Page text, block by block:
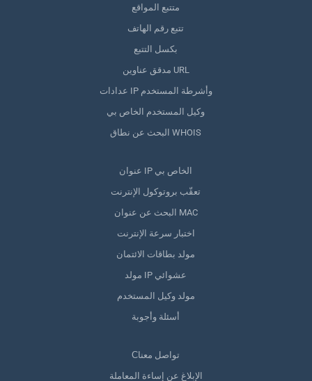
متتبع المواقع
تتبع رقم الهاتف
بكسل التتبع
مدقق عناوين URL
عدادات IP وأشرطة المستخدم
وكيل المستخدم الخاص بي
البحث عن نطاق WHOIS
عنوان IP الخاص بي
تعقّب بروتوكول الإنترنت
البحث عن عنوان MAC
اختبار سرعة الإنترنت
مولد بطاقات الائتمان
مولد IP عشوائي
مولد وكيل المستخدم
أسئلة وأجوبة
Сتواصل معنا
الإبلاغ عن إساءة المعاملة